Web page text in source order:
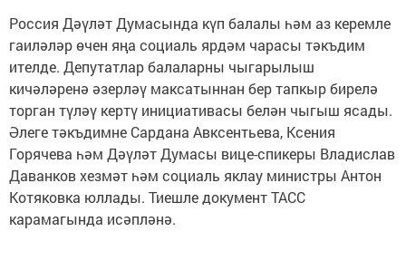
Россия Дәүләт Думасында күп балалы һәм аз керемле
гаиләләр өчен яңа социаль ярдәм чарасы тәкъдим
ителде. Депутатлар балаларны чыгарылыш
кичәләренә әзерләү максатыннан бер тапкыр бирелә
торган түләү кертү инициативасы белән чыгыш ясады.
Әлеге тәкъдимне Сардана Авксентьева, Ксения
Горячева һәм Дәүләт Думасы вице-спикеры Владислав
Даванков хезмәт һәм социаль яклау министры Антон
Котяковка юллады. Тиешле документ ТАСС
карамагында исәпләнә.